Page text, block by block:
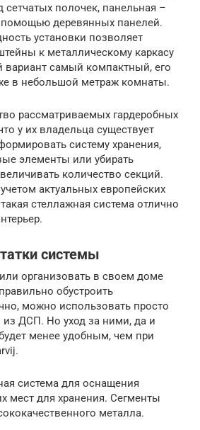
сетчатых полочек, панельная –
помощью деревянных панелей.
установки позволяет
к металлическому каркасу
вариант самый компактный, его
в небольшой метраж комнаты.
рассматриваемых гардеробных
у их владельца существует
систему хранения,
элементы или убирать
количество секций.
актуальных европейских
стеллажная система отлично
системы
организовать в своем доме
обустроить
можно использовать просто
ДСП. Но уход за ними, да и
менее удобным, чем при
система для оснащения
мест для хранения. Сегменты
металла.